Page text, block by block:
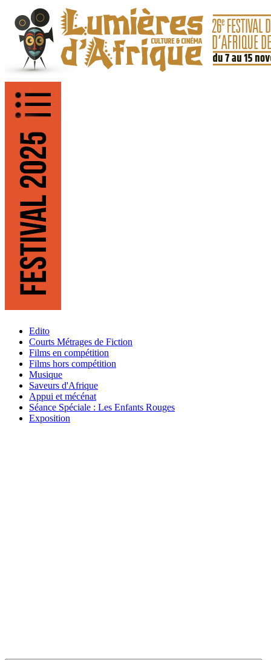
Edito
Courts Métrages de Fiction
Films en compétition
Films hors compétition
Musique
Saveurs d'Afrique
Appui et mécénat
Séance Spéciale : Les Enfants Rouges
Exposition